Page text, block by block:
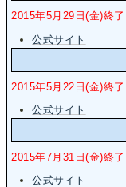
2015年5月29日(金)終了
公式サイト
2015年5月22日(金)終了
公式サイト
2015年7月31日(金)終了
公式サイト